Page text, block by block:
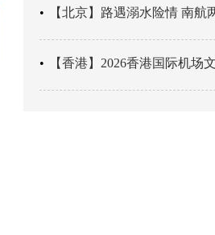
【北京】路遇溺水险情 南航两员工
【香港】2026香港国际机场